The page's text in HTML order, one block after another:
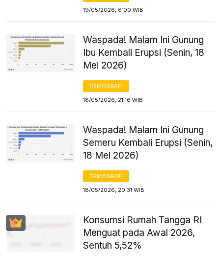
19/05/2026, 6:00 WIB
Waspada! Malam Ini Gunung
Ibu Kembali Erupsi (Senin, 18
Mei 2026)
DEMOGRAFI
18/05/2026, 21:16 WIB
Waspada! Malam Ini Gunung
Semeru Kembali Erupsi (Senin,
18 Mei 2026)
DEMOGRAFI
18/05/2026, 20:31 WIB
Konsumsi Rumah Tangga RI
Menguat pada Awal 2026,
Sentuh 5,52%